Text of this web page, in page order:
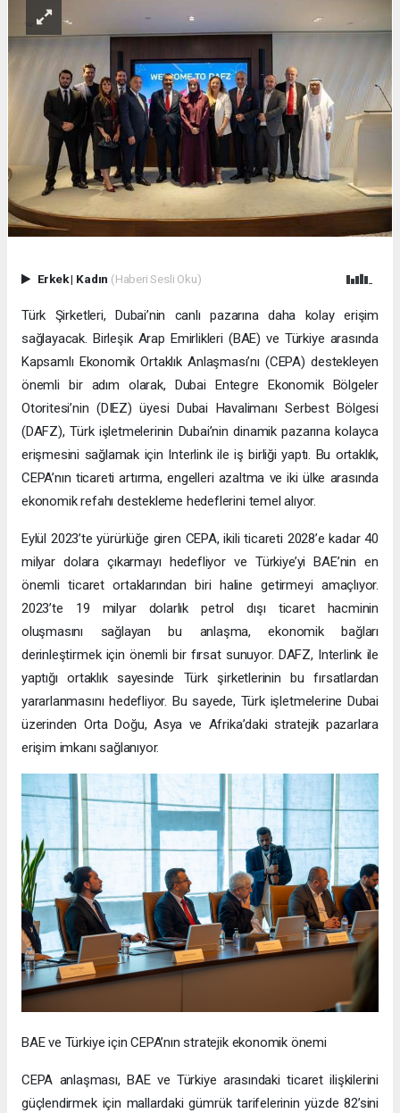
Erkek| Kadın (Haberi Sesli Oku)
Türk Şirketleri, Dubai’nin canlı pazarına daha kolay erişim
sağlayacak. Birleşik Arap Emirlikleri (BAE) ve Türkiye arasında
Kapsamlı Ekonomik Ortaklık Anlaşması’nı (CEPA) destekleyen
önemli bir adım olarak, Dubai Entegre Ekonomik Bölgeler
Otoritesi’nin (DIEZ) üyesi Dubai Havalimanı Serbest Bölgesi
(DAFZ), Türk işletmelerinin Dubai’nin dinamik pazarına kolayca
erişmesini sağlamak için Interlink ile iş birliği yaptı. Bu ortaklık,
CEPA’nın ticareti artırma, engelleri azaltma ve iki ülke arasında
ekonomik refahı destekleme hedeflerini temel alıyor.
Eylül 2023’te yürürlüğe giren CEPA, ikili ticareti 2028’e kadar 40
milyar dolara çıkarmayı hedefliyor ve Türkiye’yi BAE’nin en
önemli ticaret ortaklarından biri haline getirmeyi amaçlıyor.
2023’te 19 milyar dolarlık petrol dışı ticaret hacminin
oluşmasını sağlayan bu anlaşma, ekonomik bağları
derinleştirmek için önemli bir fırsat sunuyor. DAFZ, Interlink ile
yaptığı ortaklık sayesinde Türk şirketlerinin bu fırsatlardan
yararlanmasını hedefliyor. Bu sayede, Türk işletmelerine Dubai
üzerinden Orta Doğu, Asya ve Afrika’daki stratejik pazarlara
erişim imkanı sağlanıyor.
BAE ve Türkiye için CEPA’nın stratejik ekonomik önemi
CEPA anlaşması, BAE ve Türkiye arasındaki ticaret ilişkilerini
güçlendirmek için mallardaki gümrük tarifelerinin yüzde 82’sini